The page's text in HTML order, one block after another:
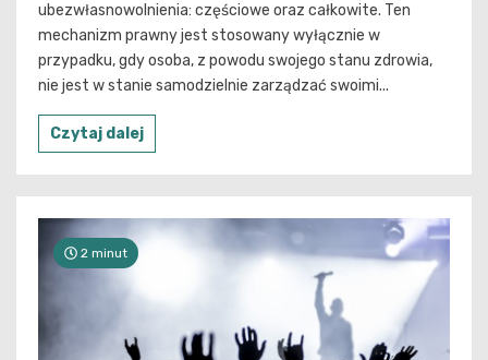
ubezwłasnowolnienia: częściowe oraz całkowite. Ten
mechanizm prawny jest stosowany wyłącznie w
przypadku, gdy osoba, z powodu swojego stanu zdrowia,
nie jest w stanie samodzielnie zarządzać swoimi...
Czytaj dalej
2 minut